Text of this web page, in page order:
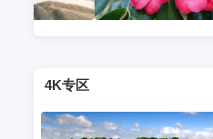
4K专区